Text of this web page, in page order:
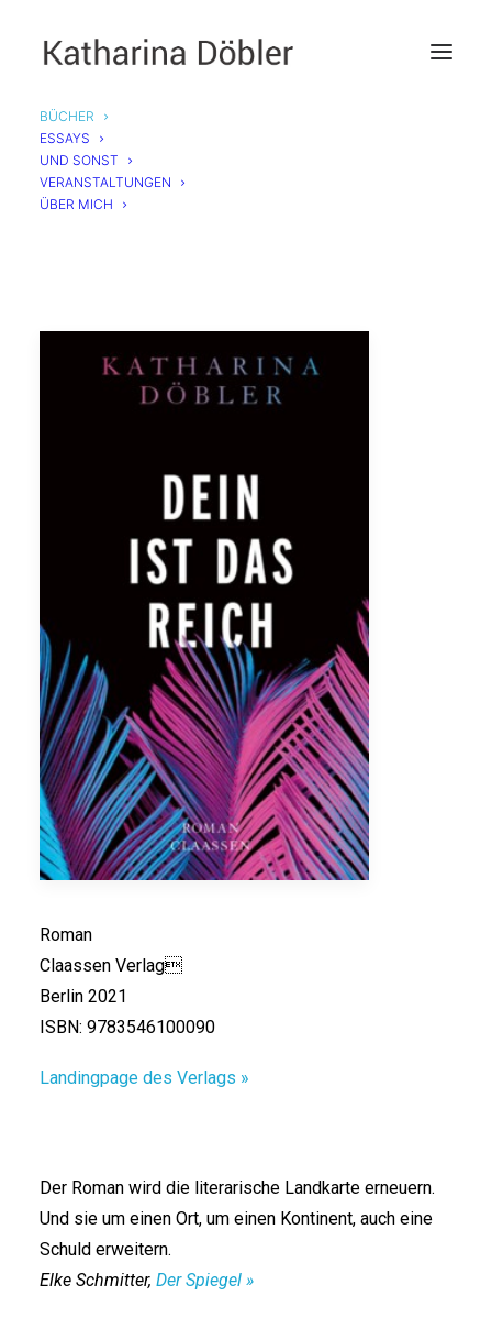
BÜCHER
ESSAYS
UND SONST
VERANSTALTUNGEN
ÜBER MICH
BÜCHER
Roman
Claassen Verlag
Berlin 2021
ISBN: 9783546100090
Landingpage des Verlags »
Der Roman wird die literarische Landkarte erneuern.
Und sie um einen Ort, um einen Kontinent, auch eine
Schuld erweitern.
Elke Schmitter, Der Spiegel »